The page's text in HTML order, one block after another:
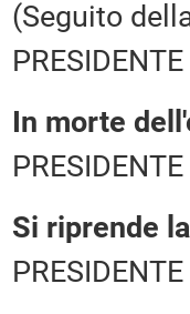
(Seguito
In morte
Si riprende